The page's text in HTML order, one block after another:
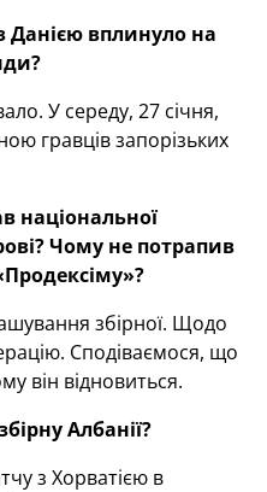
Данією вплинуло на
У середу, 27 січня,
гравців запорізьких
національної
?Чому не потрапив
?
збірної. Щодо
Сподіваємося, що
він відновиться.
Албанії?
з Хорватією в